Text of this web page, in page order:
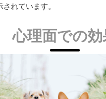
れています。
心理面での